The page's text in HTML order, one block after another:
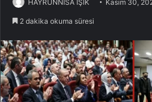
HAYRUNNİSA IŞIK Kasım 30,
2 dakika okuma süresi